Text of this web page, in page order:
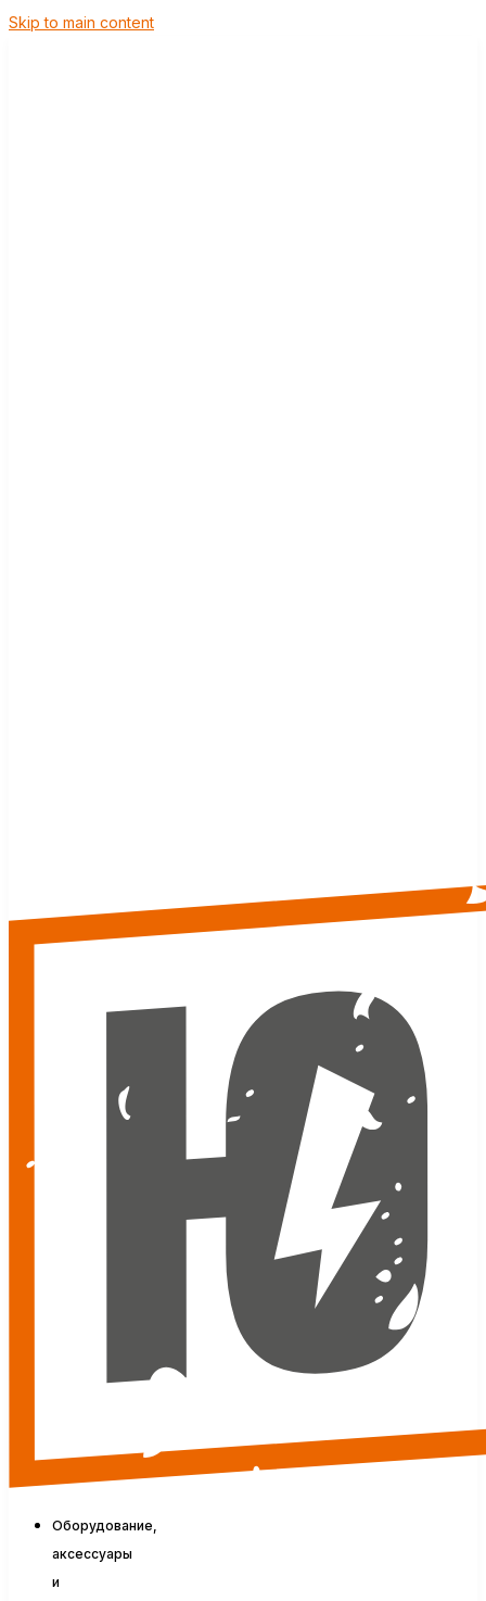
Skip to main content
Оборудование,
аксессуары
и